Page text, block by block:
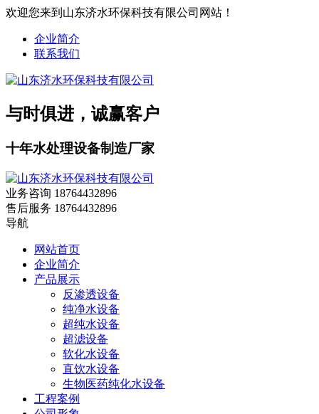
欢迎您来到山东济水环保科技有限公司网站！
企业简介
联系我们
与时俱进，诚赢客户
十年水处理设备制造厂家
业务咨询 18764432896
售后服务 18764432896
导航
网站首页
企业简介
产品展示
反渗透设备
纯净水设备
超纯水设备
超滤设备
软化水设备
直饮水设备
生物医药纯化水设备
工程案例